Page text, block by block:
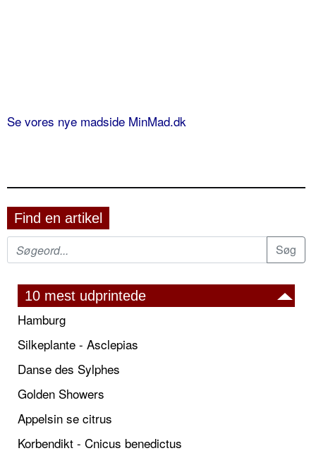
Se vores nye madside MinMad.dk
Find en artikel
10 mest udprintede
Hamburg
Silkeplante - Asclepias
Danse des Sylphes
Golden Showers
Appelsin se citrus
Korbendikt - Cnicus benedictus